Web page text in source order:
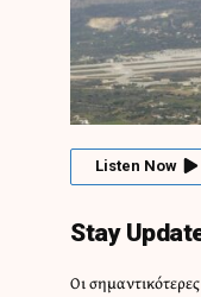
Listen Now
Stay
Οι